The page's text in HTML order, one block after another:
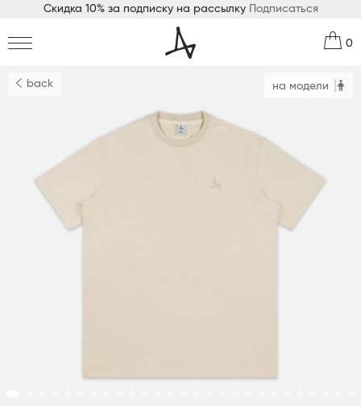
Скидка 10% за подписку на рассылку Подписаться
0
back на модели